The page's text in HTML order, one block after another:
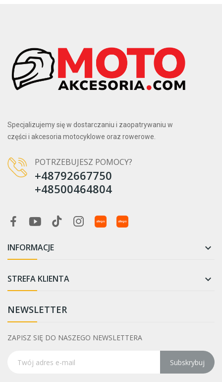
Specjalizujemy się w dostarczaniu i zaopatrywaniu w
części i akcesoria motocyklowe oraz rowerowe.
POTRZEBUJESZ POMOCY?
+48792667750
+48500464804
INFORMACJE 
STREFA KLIENTA 
NEWSLETTER
ZAPISZ SIĘ DO NASZEGO NEWSLETTERA
Subskrybuj